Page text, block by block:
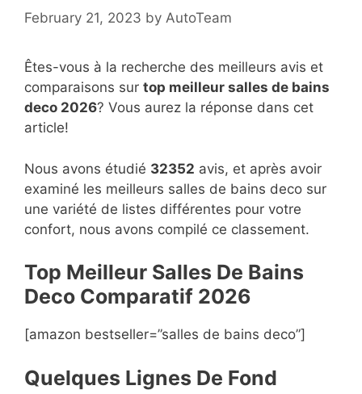
February 21, 2023 by AutoTeam
Êtes-vous à la recherche des meilleurs avis et
comparaisons sur top meilleur salles de bains
deco 2026? Vous aurez la réponse dans cet
article!
Nous avons étudié 32352 avis, et après avoir
examiné les meilleurs salles de bains deco sur
une variété de listes différentes pour votre
confort, nous avons compilé ce classement.
Top Meilleur Salles De Bains
Deco Comparatif 2026
[amazon bestseller=”salles de bains deco”]
Quelques Lignes De Fond